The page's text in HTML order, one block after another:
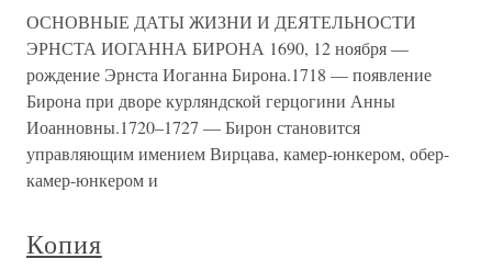
ОСНОВНЫЕ ДАТЫ ЖИЗНИ И ДЕЯТЕЛЬНОСТИ
ЭРНСТА ИОГАННА БИРОНА 1690, 12 ноября —
рождение Эрнста Иоганна Бирона.1718 — появление
Бирона при дворе курляндской герцогини Анны
Иоанновны.1720–1727 — Бирон становится
управляющим имением Вирцава, камер-юнкером, обер-
камер-юнкером и
Копия